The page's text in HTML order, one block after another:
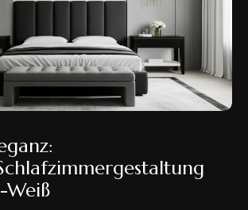
Weiß